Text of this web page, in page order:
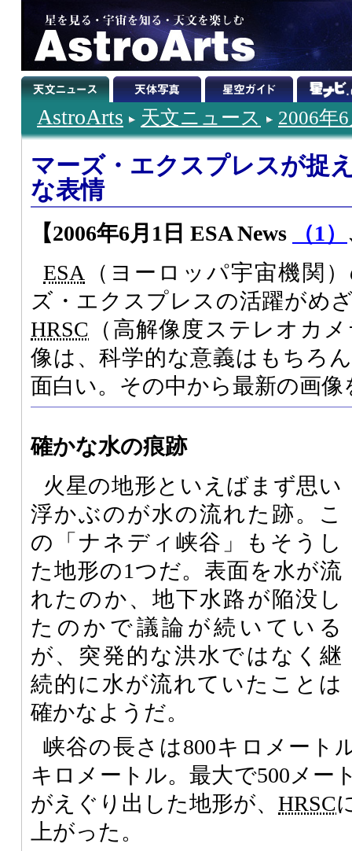
AstroArts 天文ニュース 2006年
マーズ・エクスプレスが捉
な表情
【2006年6月1日 ESA News （1）
ESA （ヨーロッパ宇宙機関
ズ・エクスプレスの活躍がめ
HRSC （高解像度ステレオカ
像は、科学的な意義はもちろ
面白い。その中から最新の画像
確かな水の痕跡
火星の地形といえばまず思い
浮かぶのが水の流れた跡。こ
の「ナネディ峡谷」もそうし
た地形の1つだ。表面を水が流
れたのか、地下水路が陥没し
たのかで議論が続いている
が、突発的な洪水ではなく継
続的に水が流れていたことは
確かなようだ。
峡谷の長さは800キロメート
キロメートル。最大で500メー
がえぐり出した地形が、 HRSC
上がった。